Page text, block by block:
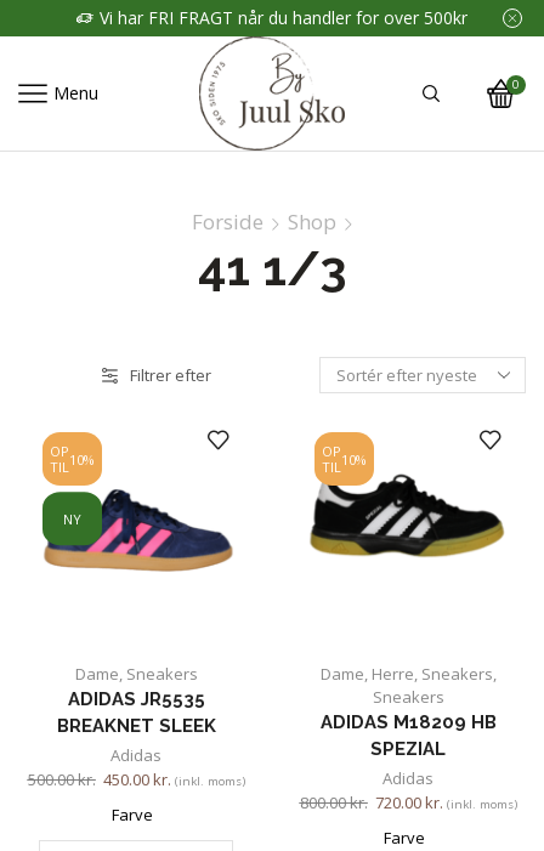
Vi har FRI FRAGT når du handler for over 500kr
Menu 0
Forside Shop
41 1/3
Filtrer efter
OP
TIL10%
NY
Dame, Sneakers
ADIDAS JR5535
BREAKNET SLEEK
Adidas
500.00kr. 450.00kr. (inkl. moms)
Farve
OP
TIL10%
Dame, Herre, Sneakers,
Sneakers
ADIDAS M18209 HB
SPEZIAL
Adidas
800.00kr. 720.00kr. (inkl. moms)
Farve